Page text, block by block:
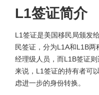
L1签证简介
L1签证是美国移民局颁发
民签证，分为L1A和L1B
经理级人员，而L1B签证
来说，L1签证的持有者可
虑进一步的身份转换。